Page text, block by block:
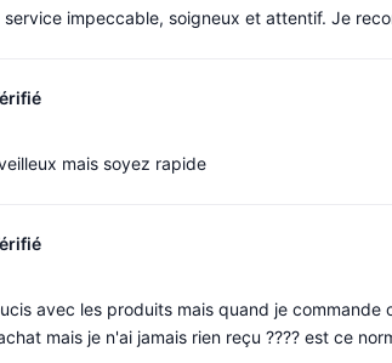
service impeccable, soigneux et attentif. Je
mais soyez rapide
avec les produits mais quand je
mais je n'ai jamais rien reçu ???? est ce